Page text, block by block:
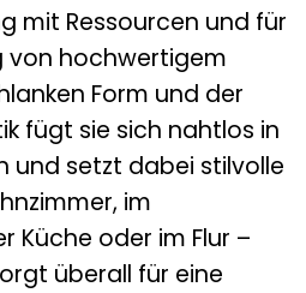
mit Ressourcen und für
von hochwertigem
Form und der
fügt sie sich nahtlos in
und setzt dabei stilvolle
im
Küche oder im Flur –
überall für eine